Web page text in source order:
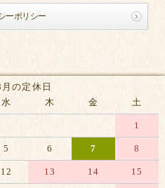
ーポリシー
の定休日
水 木 金 土
1
5 6 7 8
12 13 14 15